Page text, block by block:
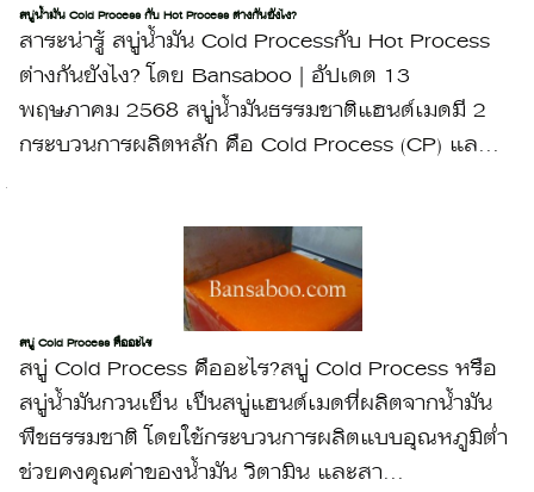
สบู่น้ำมัน Cold Process กับ Hot Process ต่างกันยังไง?
สาระน่ารู้ สบู่น้ำมัน Cold Processกับ Hot Process
ต่างกันยังไง? โดย Bansaboo | อัปเดต 13
พฤษภาคม 2568 สบู่น้ำมันธรรมชาติแฮนด์เมดมี 2
กระบวนการผลิตหลัก คือ Cold Process (CP) แล...
สบู่ Cold Process คืออะไร
สบู่ Cold Process คืออะไร?สบู่ Cold Process หรือ
สบู่น้ำมันกวนเย็น เป็นสบู่แฮนด์เมดที่ผลิตจากน้ำมัน
พืชธรรมชาติ โดยใช้กระบวนการผลิตแบบอุณหภูมิต่ำ
ช่วยคงคุณค่าของน้ำมัน วิตามิน และสา...